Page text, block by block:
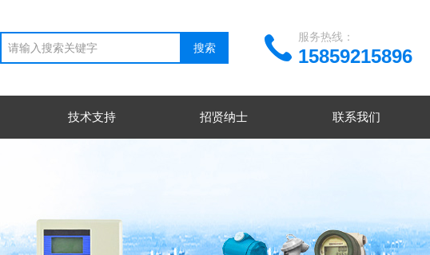
15859215896
服务热线：
技术支持 招贤纳士 联系我们